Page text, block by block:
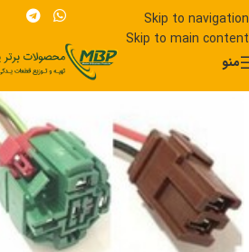
Skip to navigation
Skip to main content
منو